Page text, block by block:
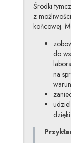
Środki
z
końcowej.
do
na